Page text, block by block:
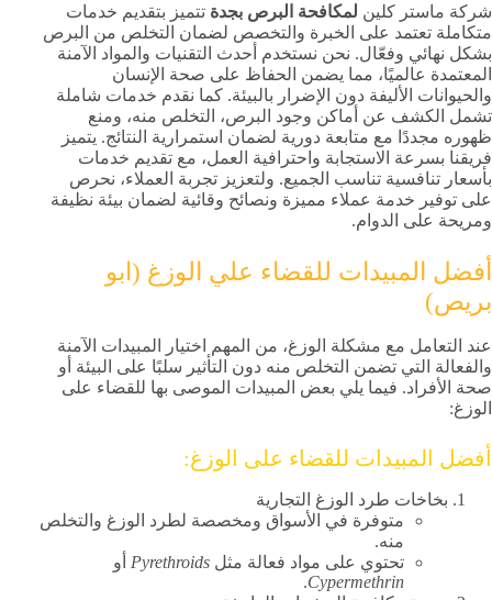
شركة ماستر كلين لمكافحة البرص بجدة تتميز بتقديم خدمات
متكاملة تعتمد على الخبرة والتخصص لضمان التخلص من البرص
بشكل نهائي وفعّال. نحن نستخدم أحدث التقنيات والمواد الآمنة
المعتمدة عالميًا، مما يضمن الحفاظ على صحة الإنسان
والحيوانات الأليفة دون الإضرار بالبيئة. كما نقدم خدمات شاملة
تشمل الكشف عن أماكن وجود البرص، التخلص منه، ومنع
ظهوره مجددًا مع متابعة دورية لضمان استمرارية النتائج. يتميز
فريقنا بسرعة الاستجابة واحترافية العمل، مع تقديم خدمات
بأسعار تنافسية تناسب الجميع. ولتعزيز تجربة العملاء، نحرص
على توفير خدمة عملاء مميزة ونصائح وقائية لضمان بيئة نظيفة
ومريحة على الدوام.
أفضل المبيدات للقضاء علي الوزغ (ابو
بريص)
عند التعامل مع مشكلة الوزغ، من المهم اختيار المبيدات الآمنة
والفعالة التي تضمن التخلص منه دون التأثير سلبًا على البيئة أو
صحة الأفراد. فيما يلي بعض المبيدات الموصى بها للقضاء على
الوزغ:
أفضل المبيدات للقضاء على الوزغ:
بخاخات طرد الوزغ التجارية
متوفرة في الأسواق ومخصصة لطرد الوزغ والتخلص
منه.
تحتوي على مواد فعالة مثل Pyrethroids أو
Cypermethrin
.